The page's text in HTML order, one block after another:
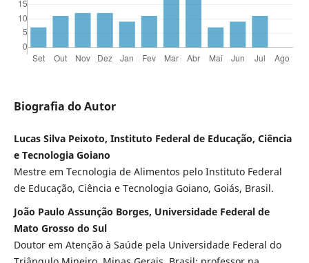
Biografia do Autor
Lucas Silva Peixoto, Instituto Federal de Educação, Ciência
e Tecnologia Goiano
Mestre em Tecnologia de Alimentos pelo Instituto Federal
de Educação, Ciência e Tecnologia Goiano, Goiás, Brasil.
João Paulo Assunção Borges, Universidade Federal de
Mato Grosso do Sul
Doutor em Atenção à Saúde pela Universidade Federal do